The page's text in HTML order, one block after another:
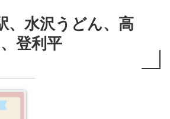
、水沢うどん、高
登利平